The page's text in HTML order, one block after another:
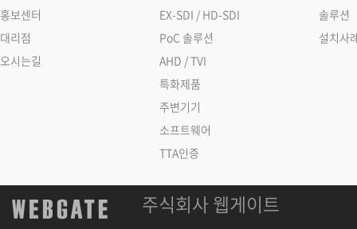
홍보센터
대리점
오시는길
EX-SDI / HD-SDI
PoC 솔루션
AHD / TVI
특화제품
주변기기
소프트웨어
TTA인증
솔루션
설치사
주식회사 웹게이트